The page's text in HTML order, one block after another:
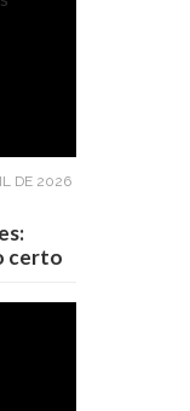
DE 2026
certo